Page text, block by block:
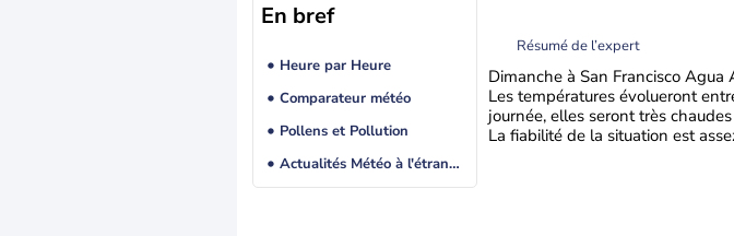
En bref
Heure par Heure
Comparateur météo
Pollens et Pollution
Actualités Météo à l'étranger
Résumé de l’expert
Dimanche à San Francisco Agua
Les températures évolueront
journée, elles seront très
La fiabilité de la situation est